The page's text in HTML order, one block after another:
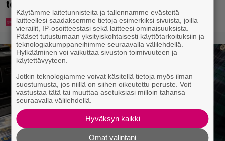
toivovat rangaistusta laiminlyönnistä
Käytämme laitetunnisteita ja tallennamme evästeitä
laitteellesi saadaksemme tietoja esimerkiksi sivuista, joilla
vierailit, IP-osoitteestasi sekä laitteesi ominaisuuksista.
Pääset tutustumaan yksityiskohtaisesti käyttötarkoituksiin ja
teknologiakumppaneihimme seuraavalla välilehdellä.
Hylkääminen voi vaikuttaa sivuston toimivuuteen ja
käytettävyyteen.
Jotkin teknologiamme voivat käsitellä tietoja myös ilman
suostumusta, jos niillä on siihen oikeutettu peruste. Voit
vastustaa tätä tai muuttaa asetuksiasi milloin tahansa
seuraavalla välilehdellä.
Hyväksyn kaikki
Omat valintani